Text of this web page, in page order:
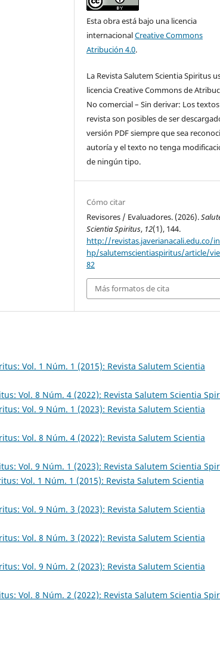
Esta obra está bajo una licencia
internacionalCreative Commons
Atribución 4.0.
La Revista Salutem Scientia Spiritus
licencia Creative Commons de
No comercial – Sin derivar: Los
revista son posibles de ser
versión PDF siempre que sea
autoría y el texto no tenga
de ningún tipo.
Cómo citar
Revisores / Evaluadores. (2026).
Scientia Spiritus, 12(1), 144.
http://revistas.javerianacali.edu.co/
hp/salutemscientiaspiritus/article/
82
Más formatos de cita
Vol. 1 Núm. 1 (2015): Revista Salutem Scientia
Vol. 8 Núm. 4 (2022): Revista Salutem Scientia
Vol. 9 Núm. 1 (2023): Revista Salutem Scientia
Vol. 8 Núm. 4 (2022): Revista Salutem Scientia
Vol. 9 Núm. 1 (2023): Revista Salutem Scientia
Vol. 1 Núm. 1 (2015): Revista Salutem Scientia
Vol. 9 Núm. 3 (2023): Revista Salutem Scientia
Vol. 8 Núm. 3 (2022): Revista Salutem Scientia
Vol. 9 Núm. 2 (2023): Revista Salutem Scientia
Vol. 8 Núm. 2 (2022): Revista Salutem Scientia